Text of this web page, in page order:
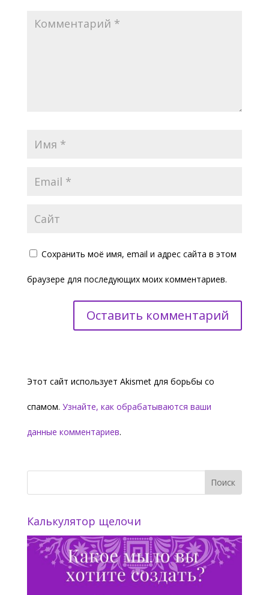
Сохранить моё имя, email и адрес сайта в этом
браузере для последующих моих комментариев.
Этот сайт использует Akismet для борьбы со
спамом. Узнайте, как обрабатываются ваши
данные комментариев.
Калькулятор щелочи